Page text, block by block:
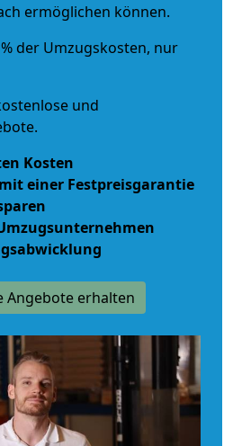
ermöglichen können.
der Umzugskosten, nur
und
Kosten
einer Festpreisgarantie
Angebote erhalten